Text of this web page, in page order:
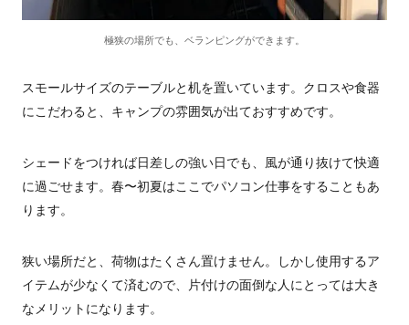
極狭の場所でも、ベランピングができます。
スモールサイズのテーブルと机を置いています。クロスや食器
にこだわると、キャンプの雰囲気が出ておすすめです。
シェードをつければ日差しの強い日でも、風が通り抜けて快適
に過ごせます。春〜初夏はここでパソコン仕事をすることもあ
ります。
狭い場所だと、荷物はたくさん置けません。しかし使用するア
イテムが少なくて済むので、片付けの面倒な人にとっては大き
なメリットになります。